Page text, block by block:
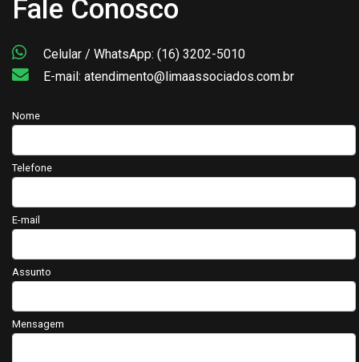
Fale Conosco
Celular / WhatsApp: (16) 3202-5010
E-mail: atendimento@limaassociados.com.br
Nome
Telefone
E-mail
Assunto
Mensagem